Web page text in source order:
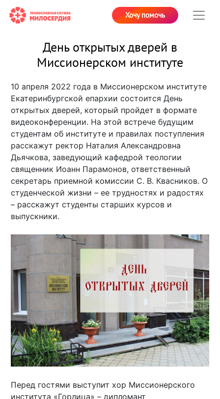
Хочу помочь
День открытых дверей в
Миссионерском институте
10 апреля 2022 года в Миссионерском институте
Екатеринбургской епархии состоится День
открытых дверей, который пройдет в формате
видеоконференции. На этой встрече будущим
студентам об институте и правилах поступления
расскажут ректор Наталия Александровна
Дьячкова, заведующий кафедрой теологии
священник Иоанн Парамонов, ответственный
секретарь приемной комиссии С. В. Квасников. О
студенческой жизни – ее трудностях и радостях
– расскажут студенты старших курсов и
выпускники.
Перед гостями выступит хор Миссионерского
института «Горлица» – дипломант